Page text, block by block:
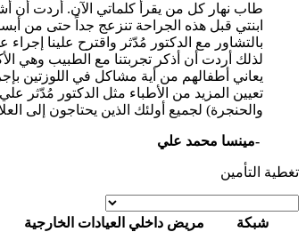
ابنتي قبل هذه الجراحة تنزعج جداً حتى من
بالتشاور مع الدكتور مُدّثر واقترح علينا
لذلك أردت أن أذكر تجربتنا مع الطبيب وهي
يعاني أطفالهم من أية مشاكل في اللوزتين
تعيين المزيد من الأطباء مثل الدكتور مُدّثر
والحنجرة) لجميع أولئك الذين يحتاجون إلى
-مينسا محمد علي
تغطية التأمين
شبكة مريض داخلي العيادات الخارجية